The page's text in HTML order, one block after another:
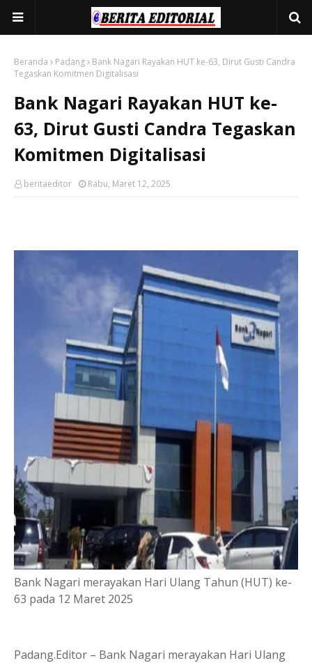
Beranda Padang
Bank Nagari Rayakan HUT ke-63, Dirut Gusti Candra
Tegaskan Komitmen Digitalisasi
Bank Nagari Rayakan HUT ke-
63, Dirut Gusti Candra Tegaskan
Komitmen Digitalisasi
beritaeditor Rabu, Maret 12, 2025
Bank Nagari merayakan Hari Ulang Tahun (HUT) ke-
63 pada 12 Maret 2025
Padang.Editor – Bank Nagari merayakan Hari Ulang